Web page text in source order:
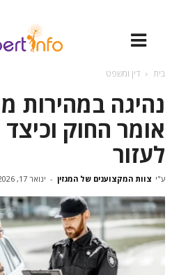
בית דין ומשפט
נהיגה במהירות
אומר החוק וכיצד
לעזור
ע"י צוות המקצוענים של המגזין - ינואר 17, 2026